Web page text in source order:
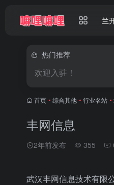
兰
热门推荐
欢迎入驻！
首页 • 综合其他 • 行业名站 •
丰网信息
2年前发布 355
武汉丰网信息技术有限